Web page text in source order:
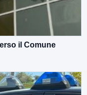
il Comune